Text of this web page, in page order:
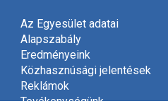
Az Egyesület adatai
Alapszabály
Eredményeink
Közhasznúsági jelentések
Reklámok
Tevékenységünk